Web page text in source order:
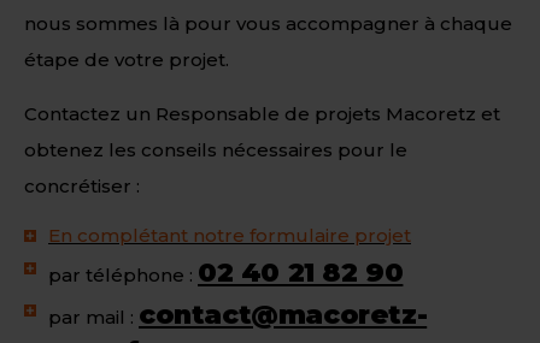
nous sommes là pour vous accompagner à chaque
étape de votre projet.
Contactez un Responsable de projets Macoretz et
obtenez les conseils nécessaires pour le
concrétiser :
En complétant notre formulaire projet
par téléphone : 02 40 21 82 90
par mail : contact@macoretz-